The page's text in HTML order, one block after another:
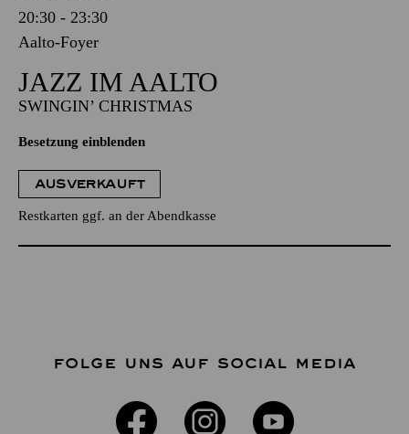
20:30 - 23:30
Aalto-Foyer
JAZZ IM AALTO
SWINGIN’ CHRISTMAS
Besetzung einblenden
AUSVERKAUFT
Restkarten ggf. an der Abendkasse
FOLGE UNS AUF SOCIAL MEDIA